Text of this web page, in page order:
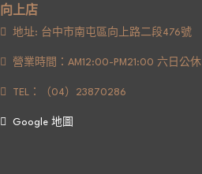
向上店
地址: 台中市南屯區向上路二段476號
營業時間：AM12:00-PM21:00 六日公休
TEL：（04）23870286
Google 地圖